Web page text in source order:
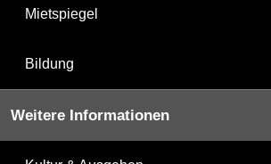
Mietspiegel
Bildung
Weitere Informationen